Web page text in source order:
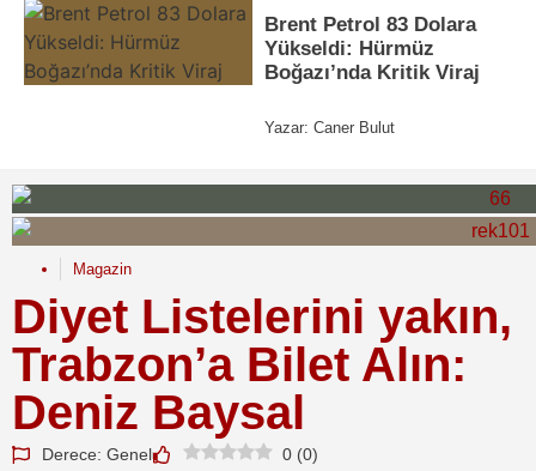
Brent Petrol 83 Dolara
Yükseldi: Hürmüz
Boğazı’nda Kritik Viraj
Yazar: Caner Bulut
Magazin
Diyet Listelerini yakın,
Trabzon’a Bilet Alın:
Deniz Baysal
Derece: Genel 0 (0)